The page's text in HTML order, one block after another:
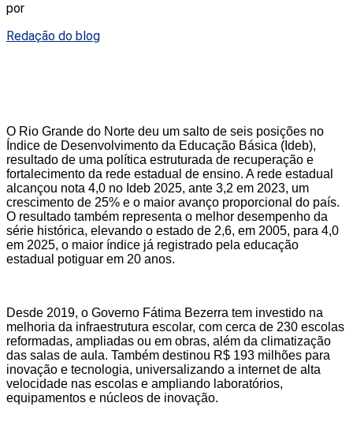
por
Redação do blog
O Rio Grande do Norte deu um salto de seis posições no
Índice de Desenvolvimento da Educação Básica (Ideb),
resultado de uma política estruturada de recuperação e
fortalecimento da rede estadual de ensino. A rede estadual
alcançou nota 4,0 no Ideb 2025, ante 3,2 em 2023, um
crescimento de 25% e o maior avanço proporcional do país.
O resultado também representa o melhor desempenho da
série histórica, elevando o estado de 2,6, em 2005, para 4,0
em 2025, o maior índice já registrado pela educação
estadual potiguar em 20 anos.
Desde 2019, o Governo Fátima Bezerra tem investido na
melhoria da infraestrutura escolar, com cerca de 230 escolas
reformadas, ampliadas ou em obras, além da climatização
das salas de aula. Também destinou R$ 193 milhões para
inovação e tecnologia, universalizando a internet de alta
velocidade nas escolas e ampliando laboratórios,
equipamentos e núcleos de inovação.